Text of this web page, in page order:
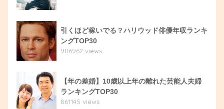
引くほど稼いでる？ハリウッド俳優年収ランキ
ングTOP30
906962 views
【年の差婚】10歳以上年の離れた芸能人夫婦
ランキングTOP30
861145 views